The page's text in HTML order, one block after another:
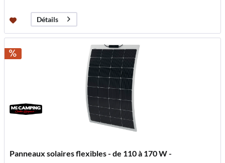
Détails
Panneaux solaires flexibles - de 110 à 170 W -